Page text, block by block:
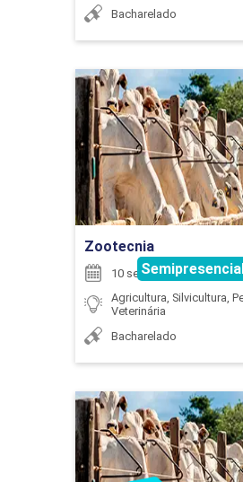
EXTENSÃO
75
EXTENSÃO
Bacharelado
Zootecnia
10 semestres
Agricultura, Silvicultura,
Veterinária
Bacharelado
Detalhes do
Ir para Inscrição
Detalhes do